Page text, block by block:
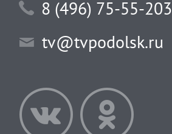
8 (496) 75-55-203
tv@tvpodolsk.ru